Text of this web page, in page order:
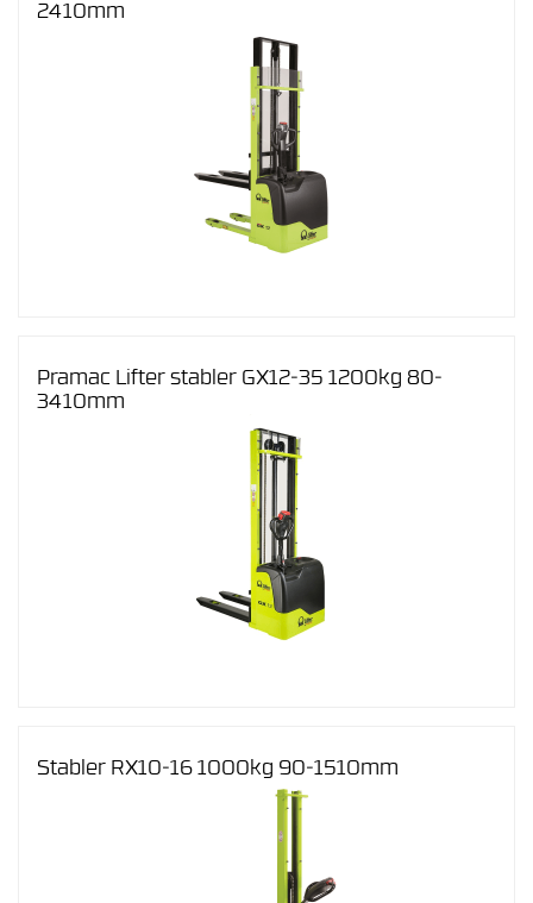
2410mm
Pramac Lifter stabler GX12-35 1200kg 80-
3410mm
Stabler RX10-16 1000kg 90-1510mm